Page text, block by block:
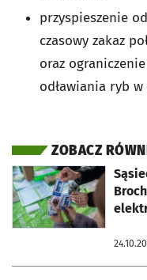
przyspieszenie
czasowy zakaz
oraz
odławiania ryb
ZOBACZ
otworzy się w nowej karcie